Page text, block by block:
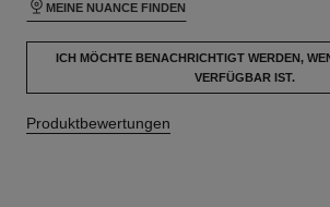
MEINE NUANCE FINDEN
ICH MÖCHTE BENACHRICHTIGT WERDEN,
VERFÜGBAR IST.
Produktbewertungen